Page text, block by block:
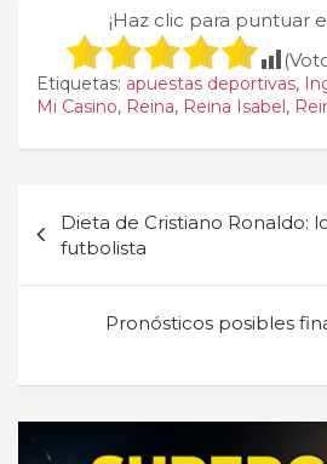
¡Haz clic para puntuar
Etiquetas: apuestas deportivas,
Mi Casino, Reina, Reina Isabel,
de
entradas
Dieta de Cristiano Ronaldo:
futbolista
Pronósticos posibles